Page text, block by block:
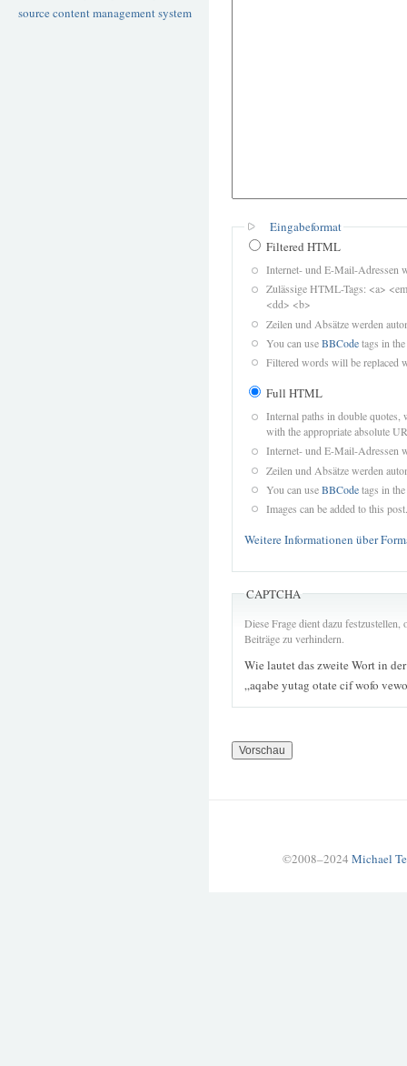
Eingabeformat
Filtered HTML
Internet- und E-Mail-Adressen
Zulässige HTML-Tags: <a>
<dd> <b>
Zeilen und Absätze werden
You can useBBCodetags in
Filtered words will be replaced
Full HTML
Internal paths in double quotes,
with the appropriate absolute
Internet- und E-Mail-Adressen
Zeilen und Absätze werden
You can useBBCodetags in
Images can be added to this post.
Weitere Informationen über
CAPTCHA
Diese Frage dient dazu
Beiträge zu verhindern.
Wie lautet das zweite Wort in
„aqabe yutag otate cif wofo
©2008–2024 Michael